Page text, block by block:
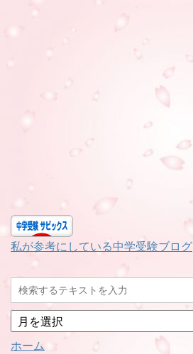
私が参考にしている中学受験ブログ
月
別
ホーム